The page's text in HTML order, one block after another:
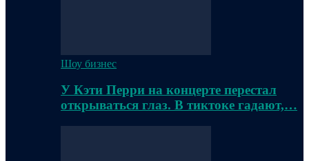
Шоу бизнес
У Кэти Перри на концерте перестал
открываться глаз. В тиктоке гадают,…